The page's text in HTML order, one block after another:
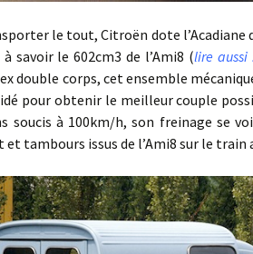
le tout, Citroën dote l’Acadiane
savoir le 602cm3 de l’Ami8 (lire aussi
double corps, cet ensemble
pour obtenir le meilleur couple
soucis à 100km/h, son freinage se
et tambours issus de l’Ami8 sur le train